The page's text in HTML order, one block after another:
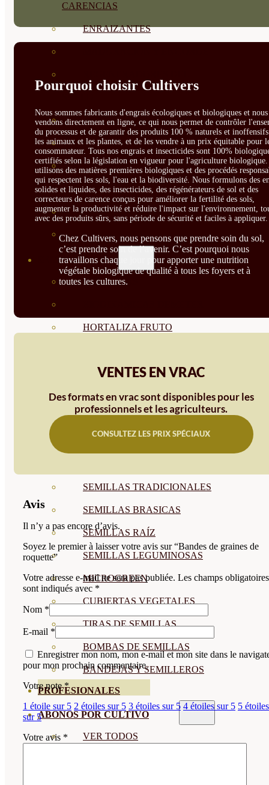
CARENCIAS
ENRAIZANTES
ÁCIDOS HÚMICOS
MATERIAS PRIMAS
PROTECCIÓN CULTIVOS Y
PLANTAS
PLANTAS INTERIOR
GROWPUNCH
SEMILLAS
VER TODAS
HORTALIZA FRUTO
SEMILLAS AROMÁTICAS
SEMILLAS FLORES
SEMILLAS TRADICIONALES
SEMILLAS BRASICAS
SEMILLAS RAÍZ
SEMILLAS LEGUMINOSAS
MICROGREEN
CUBIERTAS VEGETALES
TIRAS DE SEMILLAS
BOMBAS DE SEMILLAS
BANDEJAS Y SEMILLEROS
PROFESIONALES
ABONOS POR CULTIVO
VER TODOS
Pourquoi choisir Cultivers
Nous sommes fabricants d'engrais écologiques et biologiques et nous
vendons directement en ligne, ce qui nous permet de contrôler
du processus et de garantir des produits 100 % naturels et
les animaux et les plantes, et de les vendre à un prix équitable pour
consommateur. Tous nos engrais et insecticides sont 100%
certifiés selon la législation en vigueur pour l'agriculture biologique.
utilisons des matières premières biologiques et des procédés
qui respectent les sols, l'eau et la biodiversité. Nous formulons des
solides et liquides, des insecticides, des régénérateurs de sol et des
correcteurs de carence conçus pour améliorer la fertilité des sols,
augmenter la productivité et réduire l'impact sur l'environnement,
avec des produits sûrs, sans période de sécurité et faciles à appliquer.
Chez Cultivers, nous pensons que prendre soin du sol,
c’est prendre soin de l’avenir. C’est pourquoi nous
travaillons chaque jour pour apporter une nutrition
végétale biologique de qualité à tous les foyers et à
toutes les cultures.
VENTES EN VRAC
Des formats en vrac sont disponibles pour les
professionnels et les agriculteurs.
CONSULTEZ LES PRIX SPÉCIAUX
Avis
Il n’y a pas encore d’avis.
Soyez le premier à laisser votre avis sur “Bandes de graines de
roquette”
Votre adresse e-mail ne sera pas publiée. Les champs obligatoires
sont indiqués avec *
Nom *
E-mail *
Enregistrer mon nom, mon e-mail et mon site dans le
pour mon prochain commentaire.
Votre note*
1 étoile sur 5 2 étoiles sur 5 3 étoiles sur 5 4 étoiles sur 5 5 étoiles
sur 5
Votre avis *